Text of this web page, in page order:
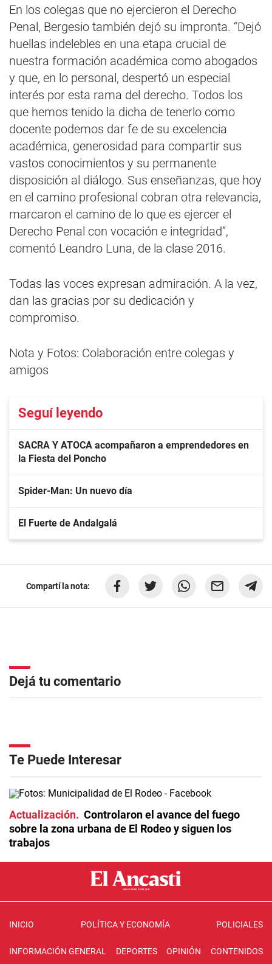
En los colegas que no ejercieron el Derecho
Penal, Bergesio también dejó su impronta. “Dejó
huellas indelebles en una etapa crucial de
nuestra formación académica como abogados
y que, en lo personal, despertó un especial
interés por esta rama del derecho. Todos los
que hemos tenido la dicha de tenerlo como
docente podemos dar fe de su excelencia
académica, generosidad para compartir sus
vastos conocimientos y su permanente
disposición al diálogo. Sus enseñanzas, que hoy
en el camino profesional cobran otra relevancia,
marcaron el camino de lo que es ejercer el
Derecho Penal con vocación e integridad”,
comentó Leandro Luna, de la clase 2016.
Todas las voces expresan admiración. A la vez,
dan las gracias por su dedicación y
compromiso.
Nota y Fotos: Colaboración entre colegas y
amigos
Seguí leyendo
SACRA Y ATOCA acompañaron a emprendedores en
la Fiesta del Poncho
Spider-Man: Un nuevo día
El Fuerte de Andalgalá
Compartí la nota:
Dejá tu comentario
Te Puede Interesar
Actualización
Controlaron el avance del fuego
sobre la zona urbana de El Rodeo y siguen los
trabajos
INICIO POLÍTICA Y ECONOMÍA POLICIALES
INFORMACIÓN GENERAL DEPORTES OPINIÓN CONTENIDOS